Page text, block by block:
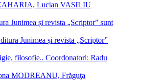
ZAHARIA, Lucian VASILIU
Junimea și revista „Scriptor” sunt
Junimea și revista „Scriptor”
filosofie.. Coordonatori: Radu
MODREANU, Frăguţa